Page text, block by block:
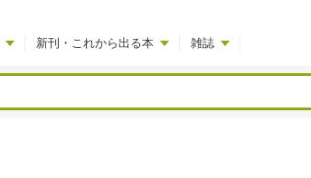
新刊・これから出る本 雑誌